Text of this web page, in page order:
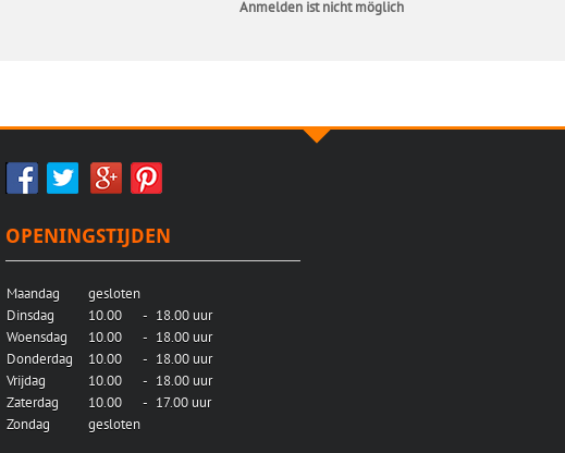
Anmelden ist nicht möglich
OPENINGSTIJDEN
Maandag
gesloten
Dinsdag
10.00 - 18.00 uur
Woensdag
10.00 - 18.00 uur
Donderdag
10.00 - 18.00 uur
Vrijdag
10.00 - 18.00 uur
Zaterdag
10.00 - 17.00 uur
Zondag
gesloten